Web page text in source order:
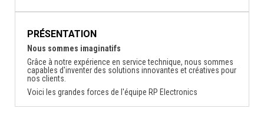
PRÉSENTATION
Nous sommes imaginatifs
Grâce à notre expérience en service technique, nous sommes
capables d'inventer des solutions innovantes et créatives pour
nos clients.
Voici les grandes forces de l'équipe RP Electronics